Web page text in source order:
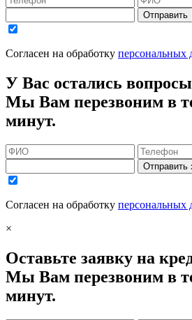
Отправить
Согласен на обработку персональных
У Вас остались
Мы Вам перезвоним в
минут.
Отправить
Согласен на обработку персональных
×
Оставьте заявку на
Мы Вам перезвоним в
минут.